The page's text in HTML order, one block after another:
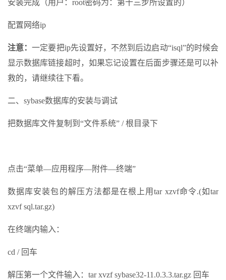
安装完成（用户：root密码为：第十三步所设置的）
配置网络ip
注意：一定要把ip先设置好，不然到后边启动“isql”的时候会
显示数据库链接超时，如果忘记设置在后面步骤还是可以补
救的，请继续往下看。
二、sybase数据库的安装与调试
把数据库文件复制到“文件系统” / 根目录下
点击“菜单—应用程序—附件—终端”
数据库安装包的解压方法都是在根上用tar xzvf命令.(如tar
xzvf sql.tar.gz)
在终端内输入：
cd / 回车
解压第一个文件输入：tar xvzf sybase32-11.0.3.3.tar.gz 回车